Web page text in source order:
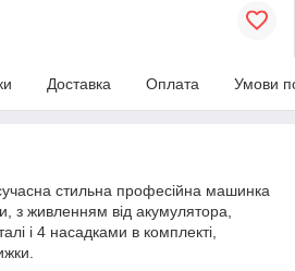
Доставка Оплата Умови
стильна професійна машинка
з живленням від акумулятора,
і 4 насадками в комплекті,